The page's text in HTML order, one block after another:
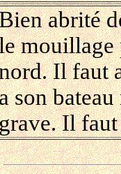
abrité
mouillage
Il faut
son
Il